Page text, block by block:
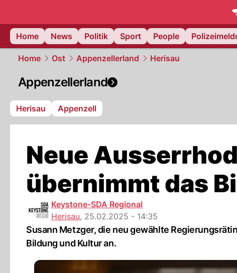
Home
News Politik Sport People
Home Ost Appenzellerland Herisau
Appenzellerland
Herisau Appenzell
Neue
übernimmt das
Keystone-SDA Regional
Herisau, 25.02.2025 - 14:35
Susann Metzger, die neu gewählte
Bildung und Kultur an.